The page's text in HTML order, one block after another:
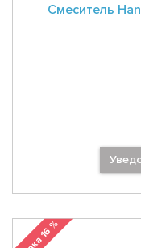
Смеситель